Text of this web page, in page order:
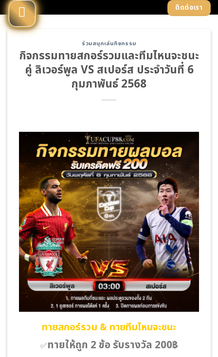
Skip
to
content
ติดต่อเรา
ร่วมสนุกเล่นกิจกรรม
กิจกรรมทายสกอร์รวมและทีมไหนจะชนะ
คู่ ลิเวอร์พูล VS สเปอร์ส ประจำวันที่ 6
กุมภาพันธ์ 2568
ทายสกอร์รวม & ทายทีมไหนจะชนะ
✅ทายให้ถูก 2 ข้อ รับรางวัล 200฿